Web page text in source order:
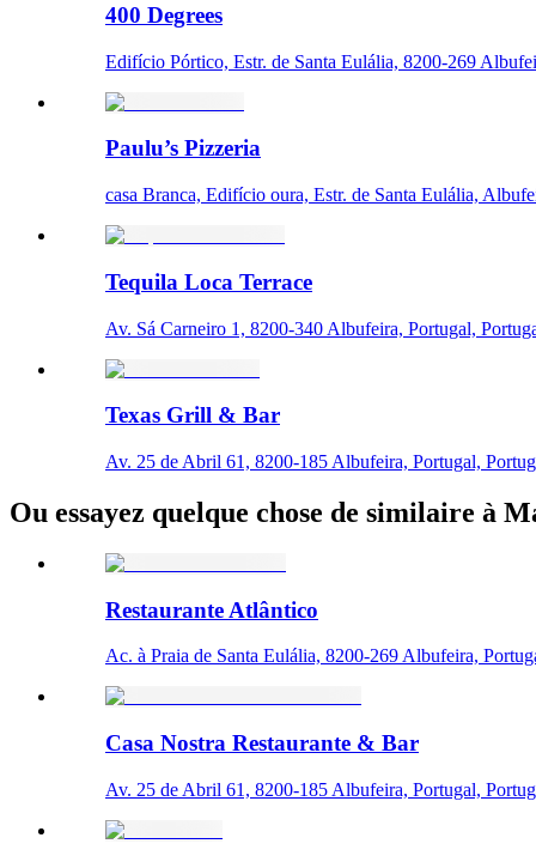
400 Degrees
Edifício Pórtico, Estr. de Santa Eulália, 8200-269
Paulu’s Pizzeria
casa Branca, Edifício oura, Estr. de Santa Eulália,
Tequila Loca Terrace
Av. Sá Carneiro 1, 8200-340 Albufeira, Portugal,
Texas Grill & Bar
Av. 25 de Abril 61, 8200-185 Albufeira, Portugal,
Ou essayez quelque chose de similaire à
Restaurante Atlântico
Ac. à Praia de Santa Eulália, 8200-269 Albufeira,
Casa Nostra Restaurante & Bar
Av. 25 de Abril 61, 8200-185 Albufeira, Portugal,